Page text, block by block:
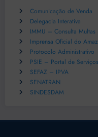
Comunicação de Venda
Delegacia Interativa
IMMU – Consulta Multas
Imprensa Oficial do
Protocolo Administrativo
PSIE – Portal de
SEFAZ – IPVA
SENATRAN
SINDESDAM